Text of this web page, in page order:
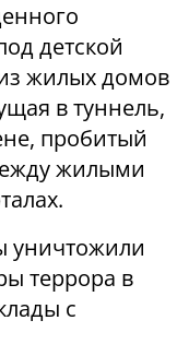
детской
жилых домов
в туннель,
пробитый
жилыми
уничтожили
террора в
с